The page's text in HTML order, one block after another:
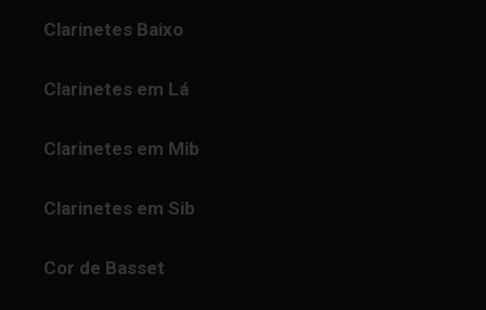
Clarinetes Baixo
Clarinetes em Lá
Clarinetes em Mib
Clarinetes em Sib
Cor de Basset